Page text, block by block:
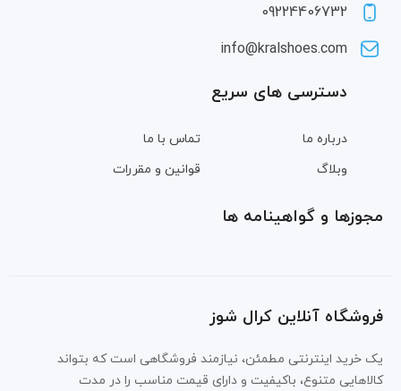
09224406732
info@kralshoes.com
دسترسی های سریع
درباره ما
تماس با ما
وبلاگ
قوانین و مقررات
مجوزها و گواهینامه ها
فروشگاه آنلاین کرال شوز
یک خرید اینترنتی مطمئن، نیازمند فروشگاهی است که بتواند
کالاهایی متنوع، باکیفیت و دارای قیمت مناسب را در مدت